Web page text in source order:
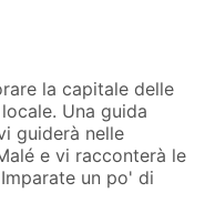
la capitale delle
Una guida
guiderà nelle
e vi racconterà le
un po' di